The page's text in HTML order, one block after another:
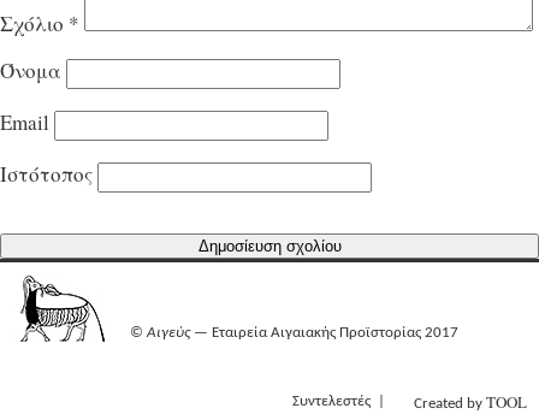
Σχόλιο *
Όνομα
Email
Ιστότοπος
©Αιγεύς— Εταιρεία Αιγαιακής Προϊστορίας 2017
Συντελεστές Created by TOOL